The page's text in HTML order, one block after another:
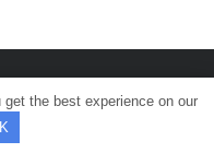
。
the best experience on our